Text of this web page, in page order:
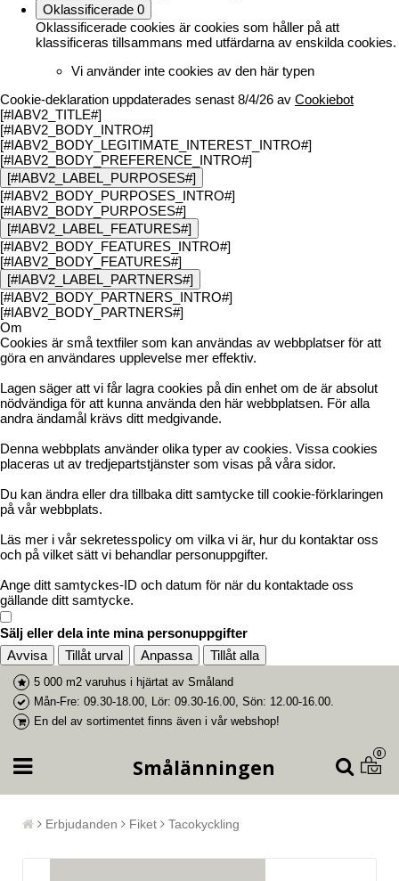
Oklassificerade 0
Oklassificerade cookies är cookies som håller på att
klassificeras tillsammans med utfärdarna av enskilda cookies.
Vi använder inte cookies av den här typen
Cookie-deklaration uppdaterades senast 8/4/26 av Cookiebot
[#IABV2_TITLE#]
[#IABV2_BODY_INTRO#]
[#IABV2_BODY_LEGITIMATE_INTEREST_INTRO#]
[#IABV2_BODY_PREFERENCE_INTRO#]
[#IABV2_LABEL_PURPOSES#]
[#IABV2_BODY_PURPOSES_INTRO#]
[#IABV2_BODY_PURPOSES#]
[#IABV2_LABEL_FEATURES#]
[#IABV2_BODY_FEATURES_INTRO#]
[#IABV2_BODY_FEATURES#]
[#IABV2_LABEL_PARTNERS#]
[#IABV2_BODY_PARTNERS_INTRO#]
[#IABV2_BODY_PARTNERS#]
Om
Cookies är små textfiler som kan användas av webbplatser för att
göra en användares upplevelse mer effektiv.
Lagen säger att vi får lagra cookies på din enhet om de är absolut
nödvändiga för att kunna använda den här webbplatsen. För alla
andra ändamål krävs ditt medgivande.
Denna webbplats använder olika typer av cookies. Vissa cookies
placeras ut av tredjepartstjänster som visas på våra sidor.
Du kan ändra eller dra tillbaka ditt samtycke till cookie-förklaringen
på vår webbplats.
Läs mer i vår sekretesspolicy om vilka vi är, hur du kontaktar oss
och på vilket sätt vi behandlar personuppgifter.
Ange ditt samtyckes-ID och datum för när du kontaktade oss
gällande ditt samtycke.
Sälj eller dela inte mina personuppgifter
Avvisa
Tillåt urval Anpassa Tillåt alla
5 000 m2 varuhus i hjärtat av Småland
Mån-Fre: 09.30-18.00, Lör: 09.30-16.00, Sön: 12.00-16.00.
En del av sortimentet finns även i vår webshop!
Smålänningen
0
Erbjudanden Fiket Tacokyckling